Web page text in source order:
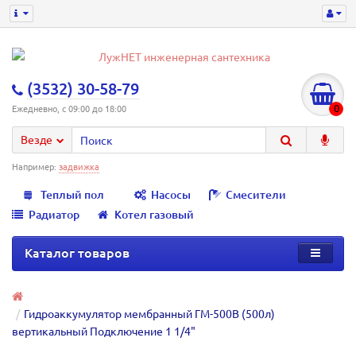
(3532) 30-58-79
Ежедневно, с 09:00 до 18:00 0
Везде
Например: задвижка
Теплый пол Насосы
Смесители
Радиатор
Котел газовый
Каталог товаров
Гидроаккумулятор мембранный ГМ-500В (500л)
вертикальный Подключение 1 1/4"